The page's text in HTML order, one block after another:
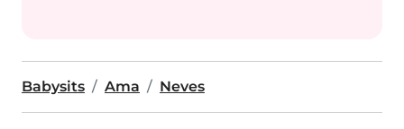
Babysits Ama Neves